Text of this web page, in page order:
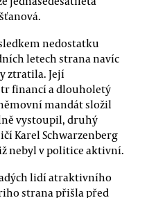
nedostatku
letech strana navíc
ztratila. Její
financí a dlouholetý
mandát složil
vystoupil, druhý
Karel Schwarzenberg
nebyl v politice aktivní.
lidí atraktivního
strana přišla před